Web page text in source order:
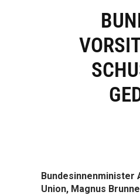
Bundesinnenminister
Union, Magnus